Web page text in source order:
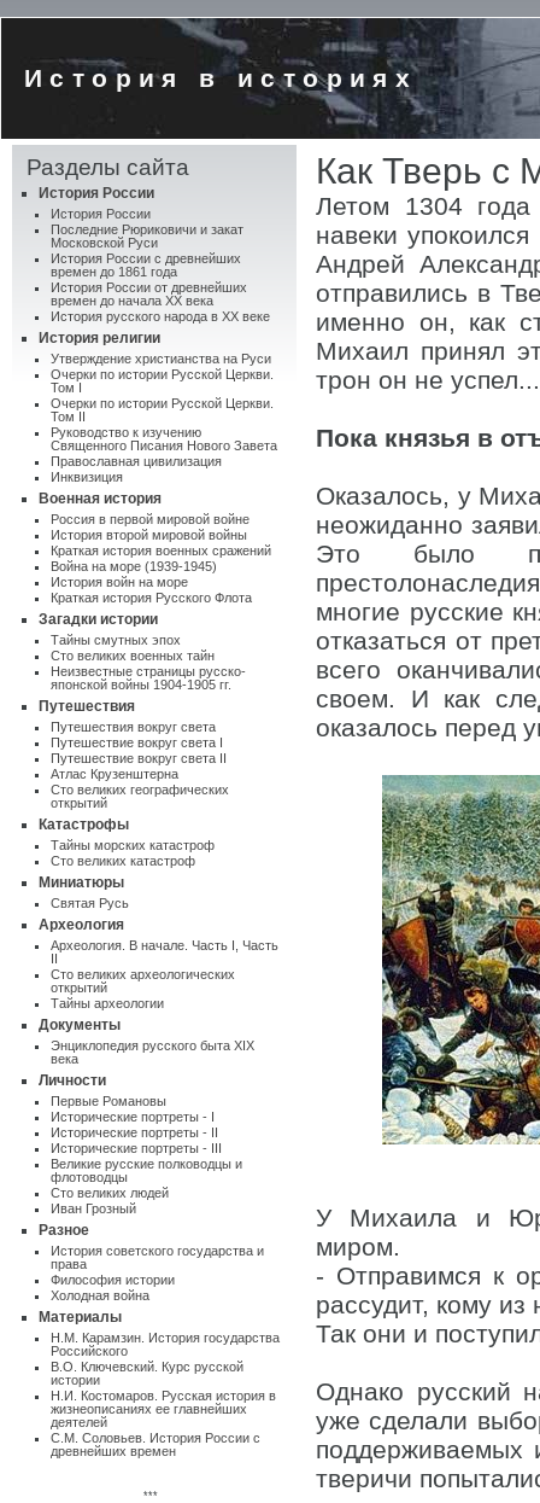
История в историях
Разделы сайта
История России
История России
Последние Рюриковичи и закат
Московской Руси
История России с древнейших
времен до 1861 года
История России от древнейших
времен до начала XX века
История русского народа в XX веке
История религии
Утверждение христианства на Руси
Очерки по истории Русской Церкви.
Том I
Очерки по истории Русской Церкви.
Том II
Руководство к изучению
Священного Писания Нового Завета
Православная цивилизация
Инквизиция
Военная история
Россия в первой мировой войне
История второй мировой войны
Краткая история военных сражений
Война на море (1939-1945)
История войн на море
Краткая история Русского Флота
Загадки истории
Тайны смутных эпох
Сто великих военных тайн
Неизвестные страницы русско-
японской войны 1904-1905 гг.
Путешествия
Путешествия вокруг света
Путешествие вокруг света I
Путешествие вокруг света II
Атлас Крузенштерна
Cто великих географических
открытий
Катастрофы
Тайны морских катастроф
Сто великих катастроф
Миниатюры
Святая Русь
Археология
Археология. В начале. Часть I Часть
II
Сто великих археологических
открытий
Тайны археологии
Документы
Энциклопедия русского быта XIX
века
Личности
Первые Романовы
Исторические портреты - I
Исторические портреты - II
Исторические портреты - III
Великие русские полководцы и
флотоводцы
Сто великих людей
Иван Грозный
Разное
Истоpия советского государства и
пpава
Философия истории
Холодная война
Материалы
Н.М. Карамзин. История государства
Российского
В.О. Ключевский. Курс русской
истории
Н.И. Костомаров. Русская история в
жизнеописаниях ее главнейших
деятелей
С.М. Соловьев. История России с
древнейших времен
***
Как Тверь с
Летом 1304
навеки
Андрей
отправились в
именно он, как
Михаил принял
трон он не успел...
Пока князья в
Оказалось, у
неожиданно
Это было
многие русские
отказаться от
всего
своем. И как
оказалось перед
У Михаила и
миром.
- Отправимся к
рассудит, кому
Так они и
Однако русский
уже сделали
поддерживаемых
тверичи